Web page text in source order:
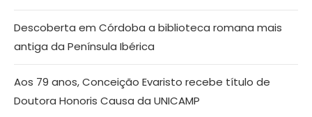
Descoberta em Córdoba a biblioteca romana mais
antiga da Península Ibérica
Aos 79 anos, Conceição Evaristo recebe título de
Doutora Honoris Causa da UNICAMP